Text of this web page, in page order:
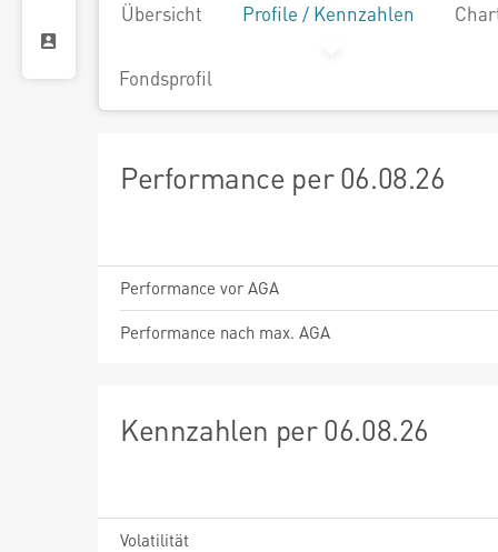
Übersicht Profile / Kennzahlen
Fondsprofil
Performance per 06.08.26
Performance vor AGA
Performance nach max. AGA
Kennzahlen per 06.08.26
Volatilität